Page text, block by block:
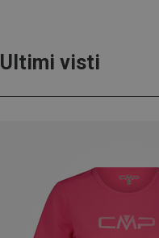
Ultimi visti